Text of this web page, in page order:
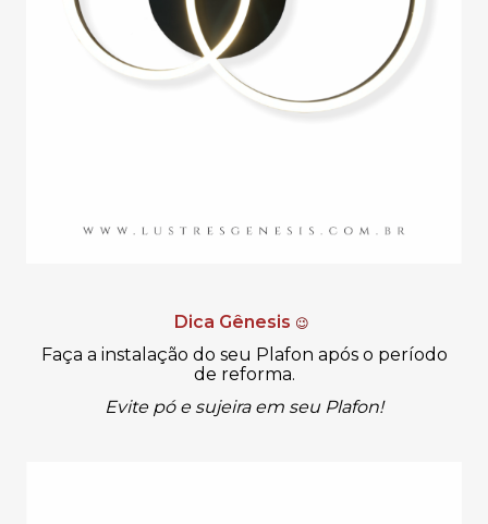
Dica Gênesis 😉
Faça a instalação do seu Plafon após o período
de reforma.
Evite pó e sujeira em seu Plafon!